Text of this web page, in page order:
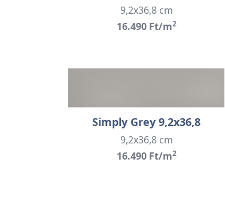
9,2x36,8 cm
16.490 Ft/m2
Simply Grey 9,2x36,8
9,2x36,8 cm
16.490 Ft/m2